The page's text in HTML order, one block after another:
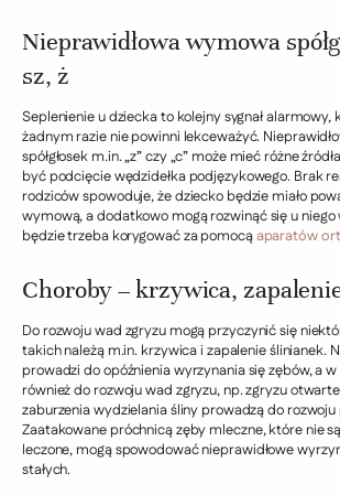
Nieprawidłowa wymowa
sz, ż
Seplenienie u dziecka to kolejny sygnał
żadnym razie nie powinni lekceważyć.
spółgłosek m.in. „z” czy „c” może mieć różne
być podcięcie wędzidełka podjęzykowego. Brak
rodziców spowoduje, że dziecko będzie miało
wymową, a dodatkowo mogą rozwinąć się u
będzie trzeba korygować za pomocąaparatów
Choroby – krzywica,
Do rozwoju wad zgryzu mogą przyczynić się
takich należą m.in. krzywica i zapalenie ślinianek.
prowadzi do opóźnienia wyrzynania się zębów, a
również do rozwoju wad zgryzu, np. zgryzu
zaburzenia wydzielania śliny prowadzą do
Zaatakowane próchnicą zęby mleczne, które nie
leczone, mogą spowodować nieprawidłowe
stałych.